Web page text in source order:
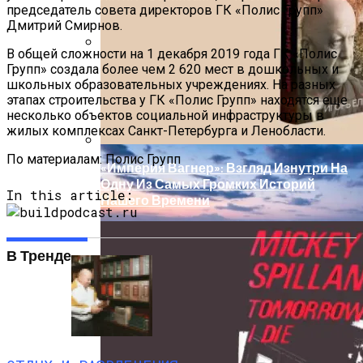
Проспекте
В Gatchina Gardens Началось
Строительство Домов На
Обзор Противовирусного Препарата
Изучайте Транзитный Анализ Онлайн С
Как Планировать Самостоятельное
Путешествие: 8 Ключевых Моментов
«Империя Вагнер»: Взгляд Изнутри На
Одну Из Самых Громких Историй
Нашего Времени
председатель совета директоров ГК «Полис Групп»
Дмитрий Смирнов.
В общей сложности на 1 декабря 2019 года ГК «Полис
Групп» создала более чем 2 620 мест в дошкольных и
школьных образовательных учреждениях. На разных
этапах строительства у ГК «Полис Групп» находятся еще
несколько объектов социальной инфраструктуры в
жилых комплексах Санкт-Петербурга и Ленобласти.
По материалам:Полис Групп
In this article:
В Тренде